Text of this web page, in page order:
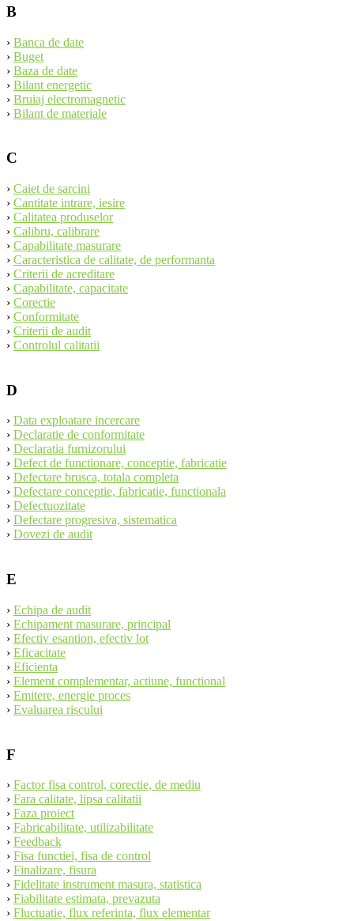
B
› Banca de date
› Buget
› Baza de date
› Bilant energetic
› Bruiaj electromagnetic
› Bilant de materiale
C
› Caiet de sarcini
› Cantitate intrare, iesire
› Calitatea produselor
› Calibru, calibrare
› Capabilitate masurare
› Caracteristica de calitate, de performanta
› Criterii de acreditare
› Capabilitate, capacitate
› Corectie
› Conformitate
› Criterii de audit
› Controlul calitatii
D
› Data exploatare incercare
› Declaratie de conformitate
› Declaratia furnizorului
› Defect de functionare, conceptie, fabricatie
› Defectare brusca, totala completa
› Defectare conceptie, fabricatie, functionala
› Defectuozitate
› Defectare progresiva, sistematica
› Dovezi de audit
E
› Echipa de audit
› Echipament masurare, principal
› Efectiv esantion, efectiv lot
› Eficacitate
› Eficienta
› Element complementar, actiune, functional
› Emitere, energie proces
› Evaluarea riscului
F
› Factor fisa control, corectie, de mediu
› Fara calitate, lipsa calitatii
› Faza proiect
› Fabricabilitate, utilizabilitate
› Feedback
› Fisa functiei, fisa de control
› Finalizare, fisura
› Fidelitate instrument masura, statistica
› Fiabilitate estimata, prevazuta
› Fluctuatie, flux referinta, flux elementar